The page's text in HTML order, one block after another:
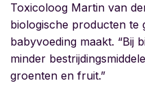
Toxicoloog Martin van
biologische producten te
babyvoeding maakt. “Bij
minder
groenten en fruit.”